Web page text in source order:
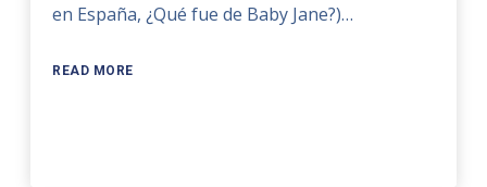
en España, ¿Qué fue de Baby Jane?)…
READ MORE